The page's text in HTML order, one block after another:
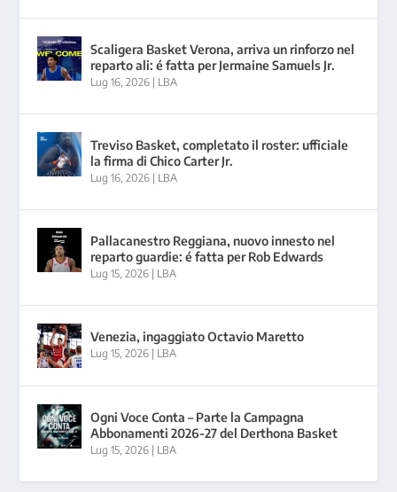
Scaligera Basket Verona, arriva un rinforzo nel
reparto ali: é fatta per Jermaine Samuels Jr.
Lug 16, 2026 | LBA
Treviso Basket, completato il roster: ufficiale
la firma di Chico Carter Jr.
Lug 16, 2026 | LBA
Pallacanestro Reggiana, nuovo innesto nel
reparto guardie: é fatta per Rob Edwards
Lug 15, 2026 | LBA
Venezia, ingaggiato Octavio Maretto
Lug 15, 2026 | LBA
Ogni Voce Conta – Parte la Campagna
Abbonamenti 2026-27 del Derthona Basket
Lug 15, 2026 | LBA